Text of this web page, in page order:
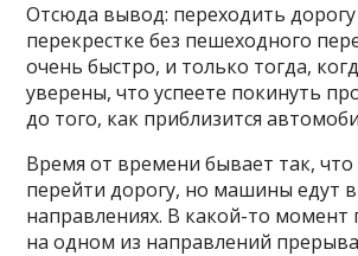
Отсюда вывод: переходить
перекрестке без пешеходного
очень быстро, и только тогда,
уверены, что успеете покинуть
до того, как приблизится
Время от времени бывает так,
перейти дорогу, но машины едут
направлениях. В какой-то
на одном из направлений